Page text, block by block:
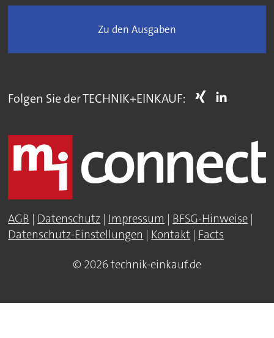
Zu den Ausgaben
Folgen Sie der TECHNIK+EINKAUF:
AGB | Datenschutz | Impressum | BFSG-Hinweise |
Datenschutz-Einstellungen | Kontakt | Facts
© 2026 technik-einkauf.de